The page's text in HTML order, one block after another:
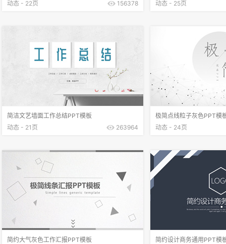
动态 - 22页
156378
动态 - 25页
简洁文艺墙面工作总结PPT模板
动态 - 21页
263964
极简点线粒子灰色PPT模
动态 - 24页
简约大气灰色工作汇报PPT模板
简约设计商务通用PPT模